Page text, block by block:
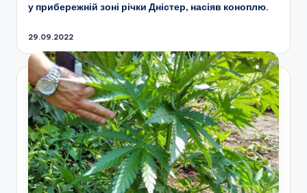
у прибережній зоні річки Дністер, насіяв коноплю.
29.09.2022